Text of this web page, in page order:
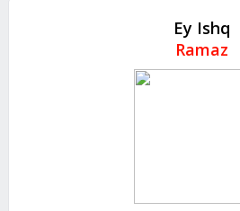
Ey Ishq
Ramaz